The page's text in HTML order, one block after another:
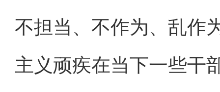
不担当、不作为、乱作
主义顽疾在当下一些干